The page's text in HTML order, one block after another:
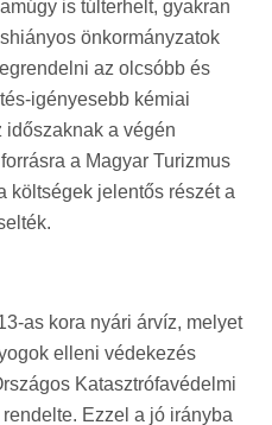
is túlterhelt, gyakran
önkormányzatok
az olcsóbb és
igényesebb kémiai
időszaknak a végén
a Magyar Turizmus
költségek jelentős részét a
as kora nyári árvíz, melyet
elleni védekezés
Katasztrófavédelmi
Ezzel a jó irányba